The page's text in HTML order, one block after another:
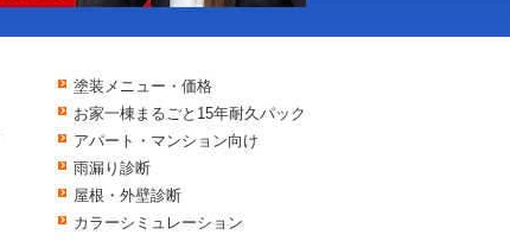
塗装メニュー・価格
お家一棟まるごと15年耐久パック
アパート・マンション向け
雨漏り診断
屋根・外壁診断
カラーシミュレーション